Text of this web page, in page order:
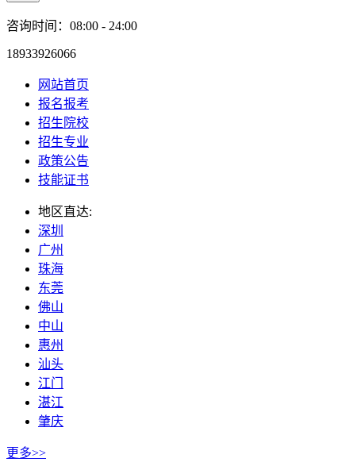
咨询时间：08:00 - 24:00
18933926066
网站首页
报名报考
招生院校
招生专业
政策公告
技能证书
地区直达:
深圳
广州
珠海
东莞
佛山
中山
惠州
汕头
江门
湛江
肇庆
更多>>